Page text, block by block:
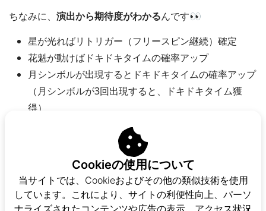
ちなみに、 演出から期待度がわかるんです👀
星が光ればリトリガー（フリースピン継続）確定
花魁が動けばドキドキタイムの確率アップ
月シンボルが出現するとドキドキタイムの確率アップ
（月シンボルが3回出現すると、ドキドキタイム獲
得）
Cookieの使用について
当サイトでは、Cookieおよびその他の類似技術を使用
しています。これにより、サイトの利便性向上、パーソ
ナライズされたコンテンツや広告の表示、アクセス状況